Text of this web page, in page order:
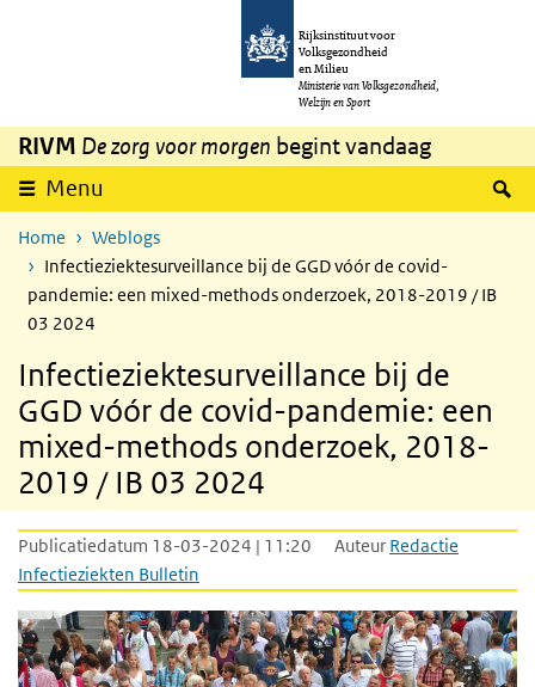
Overslaan en naar de inhoud gaan
Rijksinstituut voor
Volksgezondheid
en Milieu
Ministerie van Volksgezondheid,
Welzijn en Sport
RIVM De zorg voor morgen begint vandaag
Menu
Home
Weblogs
Infectieziektesurveillance bij de GGD vóór de covid-
pandemie: een mixed-methods onderzoek, 2018-2019 / IB
03 2024
Infectieziektesurveillance bij de
GGD vóór de covid-pandemie: een
mixed-methods onderzoek, 2018-
2019 / IB 03 2024
Publicatiedatum 18-03-2024 | 11:20 Auteur Redactie
Infectieziekten Bulletin